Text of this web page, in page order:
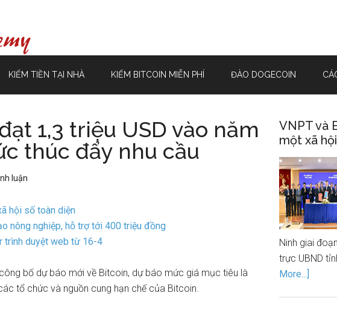
KIẾM TIỀN TẠI NHÀ KIẾM BITCOIN MIỄN PHÍ ĐÀO DOGECOIN
1,3 triệu USD vào năm
thúc đẩy nhu cầu
luận
hội số toàn diện
nông nghiệp, hỗ trợ tới 400 triệu đồng
trình duyệt web từ 16-4
bố dự báo mới về Bitcoin, dự báo mức giá mục tiêu là
tổ chức và nguồn cung hạn chế của Bitcoin.
VNPT và
một xã
Ninh giai
trực UBND
More...]